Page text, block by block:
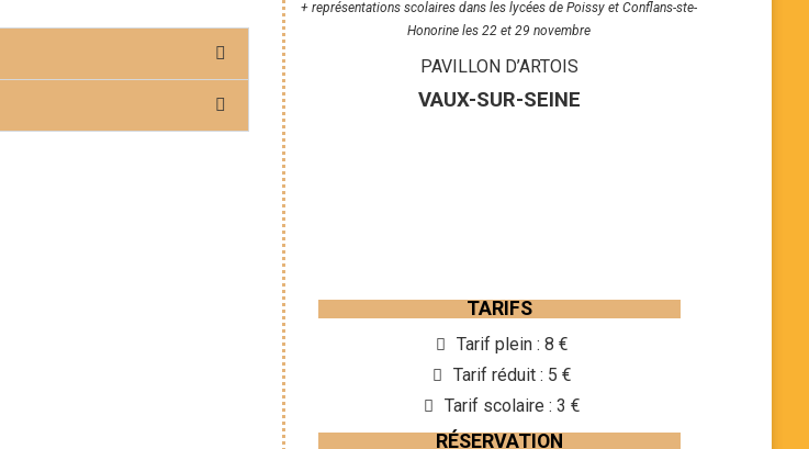
+ représentations scolaires dans les lycées de Poissy et Conflans-ste-
Honorine les 22 et 29 novembre
PAVILLON D’ARTOIS
VAUX-SUR-SEINE
TARIFS
Tarif plein : 8 €
Tarif réduit : 5 €
Tarif scolaire : 3 €
RÉSERVATION